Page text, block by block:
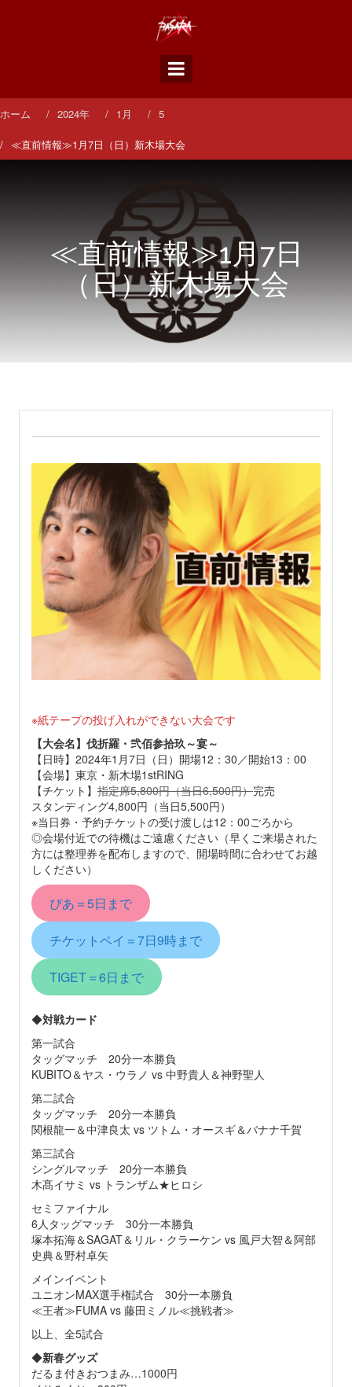
ス
キ
プ
ホーム 2024年 1月 5
≪直前情報≫1月7日（日）新木場大会
≪直前情報≫1月7日
（日）新木場大会
※紙テープの投げ入れができない大会です
【大会名】伐折羅・弐佰参拾玖～宴～
【日時】2024年1月7日（日）開場12：30／開始13：00
【会場】東京・新木場1stRING
【チケット】 指定席5,800円（当日6,500円）完売
スタンディング4,800円（当日5,500円）
※当日券・予約チケットの受け渡しは12：00ごろから
◎会場付近での待機はご遠慮ください（早くご来場された
方には整理券を配布しますので、開場時間に合わせてお越
しください）
ぴあ＝5日まで
チケットペイ＝7日9時まで
TIGET＝6日まで
◆対戦カード
第一試合
タッグマッチ 20分一本勝負
KUBITO＆ヤス・ウラノ vs 中野貴人＆神野聖人
第二試合
タッグマッチ 20分一本勝負
関根龍一＆中津良太 vs ツトム・オースギ＆バナナ千賀
第三試合
シングルマッチ 20分一本勝負
木髙イサミ vs トランザム★ヒロシ
セミファイナル
6人タッグマッチ 30分一本勝負
塚本拓海＆SAGAT＆リル・クラーケン vs 風戸大智＆阿部
史典＆野村卓矢
メインイベント
ユニオンMAX選手権試合 30分一本勝負
≪王者≫FUMA vs 藤田ミノル≪挑戦者≫
以上、全5試合
◆新春グッズ
だるま付きおつまみ…1000円